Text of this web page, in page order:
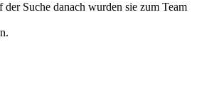
Suche danach wurden sie zum Team